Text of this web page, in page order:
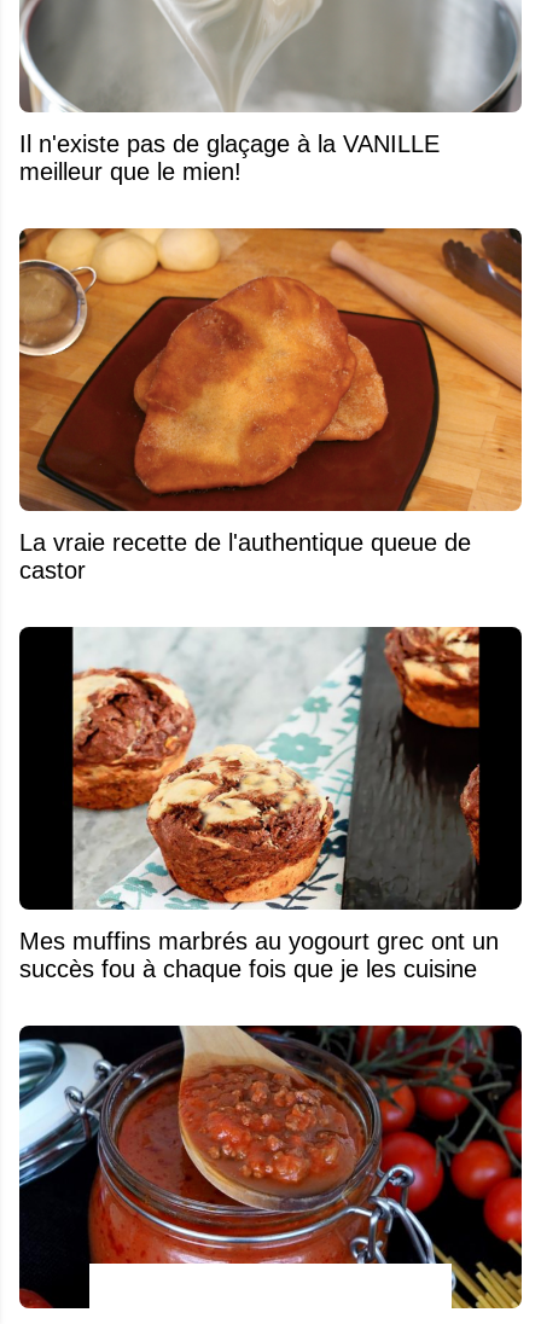
Il n'existe pas de glaçage à la VANILLE
meilleur que le mien!
La vraie recette de l'authentique queue de
castor
Mes muffins marbrés au yogourt grec ont un
succès fou à chaque fois que je les cuisine